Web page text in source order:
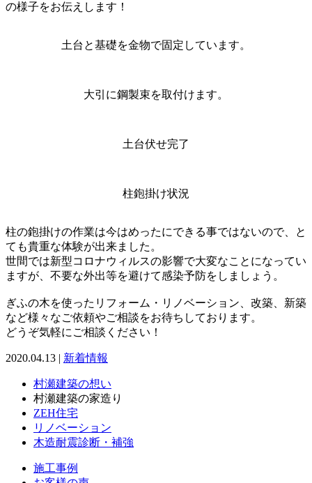
の様子をお伝えします！
土台と基礎を金物で固定しています。
大引に鋼製束を取付けます。
土台伏せ完了
柱鉋掛け状況
柱の鉋掛けの作業は今はめったにできる事ではないので、と
ても貴重な体験が出来ました。
世間では新型コロナウィルスの影響で大変なことになってい
ますが、不要な外出等を避けて感染予防をしましょう。
ぎふの木を使ったリフォーム・リノベーション、改築、新築
など様々なご依頼やご相談をお待ちしております。
どうぞ気軽にご相談ください！
2020.04.13 | 新着情報
村瀬建築の想い
村瀬建築の家造り
ZEH住宅
リノベーション
木造耐震診断・補強
施工事例